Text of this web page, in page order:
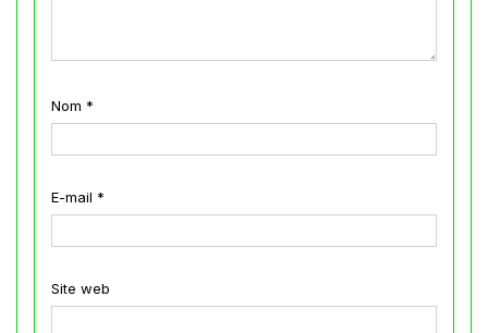
Nom *
E-mail *
Site web